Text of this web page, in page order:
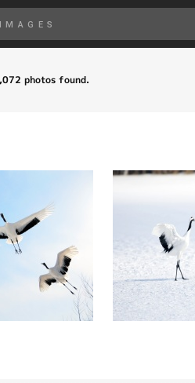
photos found.